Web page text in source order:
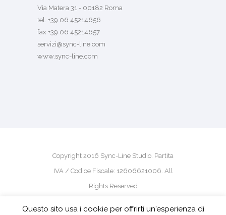
Via Matera 31 - 00182 Roma
tel. +39 06 45214656
fax +39 06 45214657
servizi@sync-line.com
www.sync-line.com
Copyright 2016 Sync-Line Studio. Partita
IVA / Codice Fiscale: 12606621006. All
Rights Reserved
powered bypm-design
Questo sito usa i cookie per offrirti un'esperienza di